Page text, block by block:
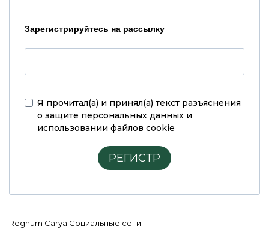
Зарегистрируйтесь на рассылку
Я прочитал(а) и принял(а) текст разъяснения
о защите персональных данных и
использовании файлов cookie
РЕГИСТР
Regnum Carya Социальные сети